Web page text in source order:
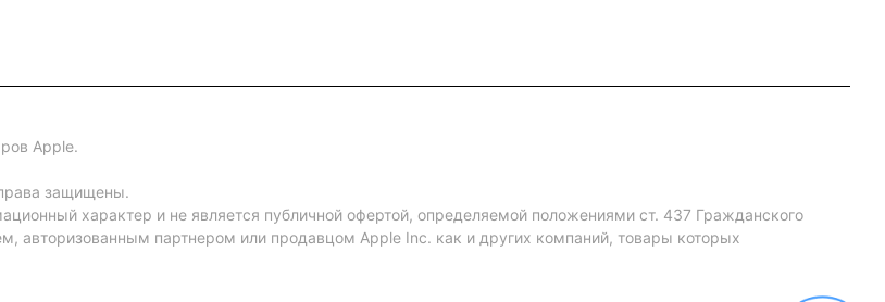
Apple.
защищены.
характер и не является публичной офертой, определяемой положениями ст. 437 Гражданского
авторизованным партнером или продавцом Apple Inc. как и других компаний, товары которых